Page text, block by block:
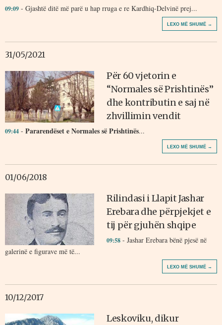
09:09 - Gjashtë ditë më parë u hap rruga e re Kardhiq-Delvinë prej...
LEXO MË SHUMË →
31/05/2021
Për 60 vjetorin e
“Normales së Prishtinës”
dhe kontributin e saj në
zhvillimin vendit
09:44 - Pararendëset e Normales së Prishtinës...
LEXO MË SHUMË →
01/06/2018
Rilindasi i Llapit Jashar
Erebara dhe përpjekjet e
tij për gjuhën shqipe
09:58 - Jashar Erebara bënë pjesë në
galerinë e figurave më të...
LEXO MË SHUMË →
10/12/2017
Leskoviku, dikur